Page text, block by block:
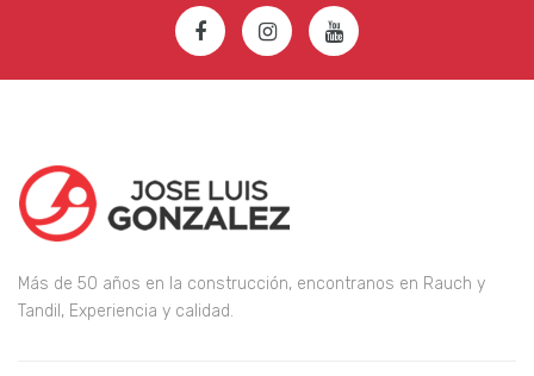
Más de 50 años en la construcción, encontranos en Rauch y
Tandil, Experiencia y calidad.